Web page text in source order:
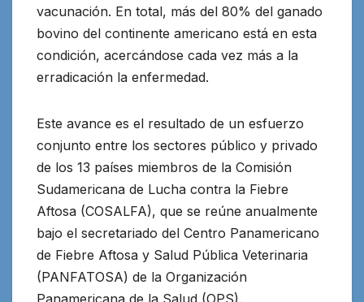
vacunación. En total, más del 80% del ganado
bovino del continente americano está en esta
condición, acercándose cada vez más a la
erradicación la enfermedad.
Este avance es el resultado de un esfuerzo
conjunto entre los sectores público y privado
de los 13 países miembros de la Comisión
Sudamericana de Lucha contra la Fiebre
Aftosa (COSALFA), que se reúne anualmente
bajo el secretariado del Centro Panamericano
de Fiebre Aftosa y Salud Pública Veterinaria
(PANFATOSA) de la Organización